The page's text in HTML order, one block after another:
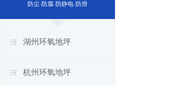
防尘·防腐·防静电·防滑
湖州环氧地坪
杭州环氧地坪